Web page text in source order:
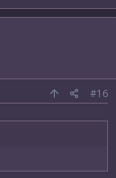
#16